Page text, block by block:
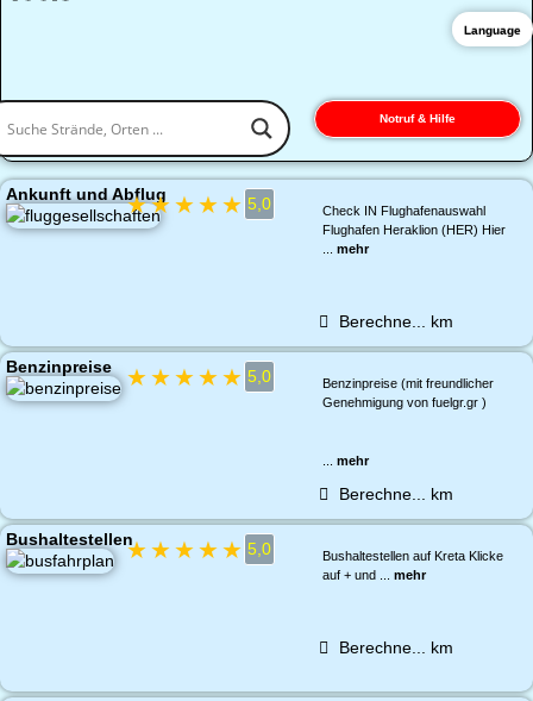
Notruf & Hilfe
Ankunft und Abflug
★★★★★ 5,0
Check IN Flughafenauswahl
Flughafen Heraklion (HER) Hier
mehr
Berechne... km
Benzinpreise ★★★★★ 5,0
Benzinpreise (mit freundlicher
Genehmigung von fuelgr.gr )
mehr
Berechne... km
Bushaltestellen★★★★★ 5,0
Bushaltestellen auf Kreta Klicke
auf + und ... mehr
Berechne... km
Language